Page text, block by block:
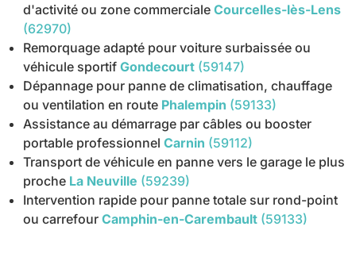
d'activité ou zone commerciale Courcelles-lès-Lens
(62970)
Remorquage adapté pour voiture surbaissée ou
véhicule sportif Gondecourt (59147)
Dépannage pour panne de climatisation, chauffage
ou ventilation en route Phalempin (59133)
Assistance au démarrage par câbles ou booster
portable professionnel Carnin (59112)
Transport de véhicule en panne vers le garage le plus
proche La Neuville (59239)
Intervention rapide pour panne totale sur rond-point
ou carrefour Camphin-en-Carembault (59133)